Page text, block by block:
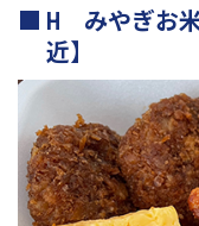
H みやぎお
近】